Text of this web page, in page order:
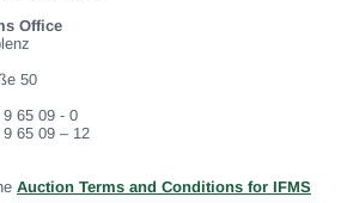
Office
50
65 09 - 0
65 09 – 12
Auction Terms and Conditions for IFMS